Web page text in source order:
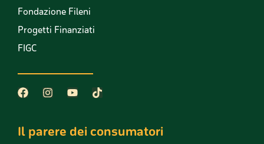
Fondazione Fileni
Progetti Finanziati
FIGC
Il parere dei consumatori